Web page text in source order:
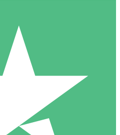
Geen maandelijkse
1000